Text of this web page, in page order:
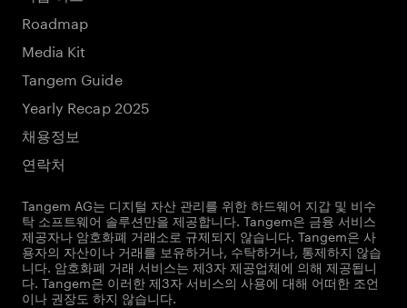
Roadmap
Media Kit
Tangem Guide
Yearly Recap 2025
채용정보
연락처
Tangem AG는 디지털 자산 관리를 위한 하드웨어 지갑 및 비수
탁 소프트웨어 솔루션만을 제공합니다. Tangem은 금융 서비스
제공자나 암호화폐 거래소로 규제되지 않습니다. Tangem은 사
용자의 자산이나 거래를 보유하거나, 수탁하거나, 통제하지 않습
니다. 암호화폐 거래 서비스는 제3자 제공업체에 의해 제공됩니
다. Tangem은 이러한 제3자 서비스의 사용에 대해 어떠한 조언
이나 권장도 하지 않습니다.